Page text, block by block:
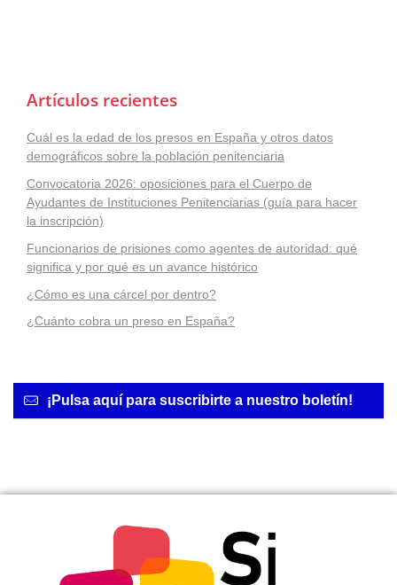
Artículos recientes
Cuál es la edad de los presos en España y otros datos
demográficos sobre la población penitenciaria
Convocatoria 2026: oposiciones para el Cuerpo de
Ayudantes de Instituciones Penitenciarias (guía para hacer
la inscripción)
Funcionarios de prisiones como agentes de autoridad: qué
significa y por qué es un avance histórico
¿Cómo es una cárcel por dentro?
¿Cuánto cobra un preso en España?
¡Pulsa aquí para suscribirte a nuestro boletín!